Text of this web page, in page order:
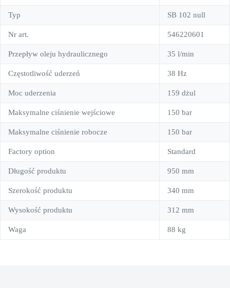
Typ SB 102 null
Nr art. 546220601
Przepływ oleju hydraulicznego 35 l/min
Częstotliwość uderzeń 38 Hz
Moc uderzenia 159 dżul
Maksymalne ciśnienie wejściowe 150 bar
Maksymalne ciśnienie robocze 150 bar
Factory option Standard
Długość produktu 950 mm
Szerokość produktu 340 mm
Wysokość produktu 312 mm
Waga 88 kg